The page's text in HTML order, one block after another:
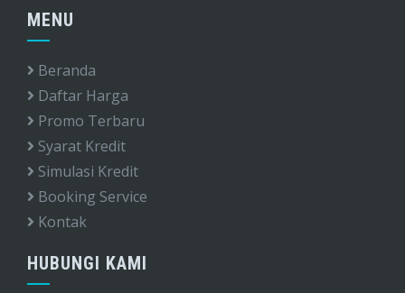
MENU
Beranda
Daftar Harga
Promo Terbaru
Syarat Kredit
Simulasi Kredit
Booking Service
Kontak
HUBUNGI KAMI